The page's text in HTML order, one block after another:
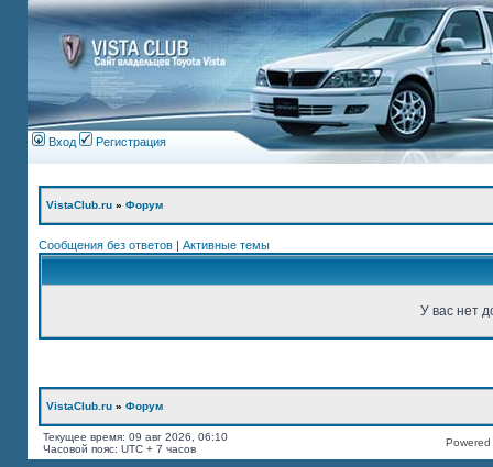
Вход Регистрация
VistaClub.ru » Форум
Сообщения без ответов | Активные темы
У вас нет
VistaClub.ru » Форум
Текущее время: 09 авг 2026, 06:10
Часовой пояс: UTC + 7 часов